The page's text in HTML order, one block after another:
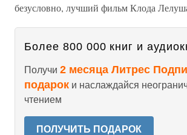
безусловно, лучший фильм Клода
Более 800 000 книг и
Получи 2 месяца Литрес
подарок и наслаждайся
чтением
ПОЛУЧИТЬ ПОДАРОК